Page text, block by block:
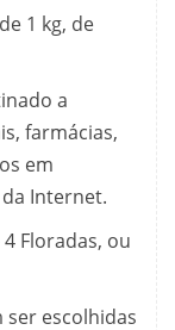
1 kg, de
a
farmácias,
em
Internet.
Floradas, ou
ser escolhidas